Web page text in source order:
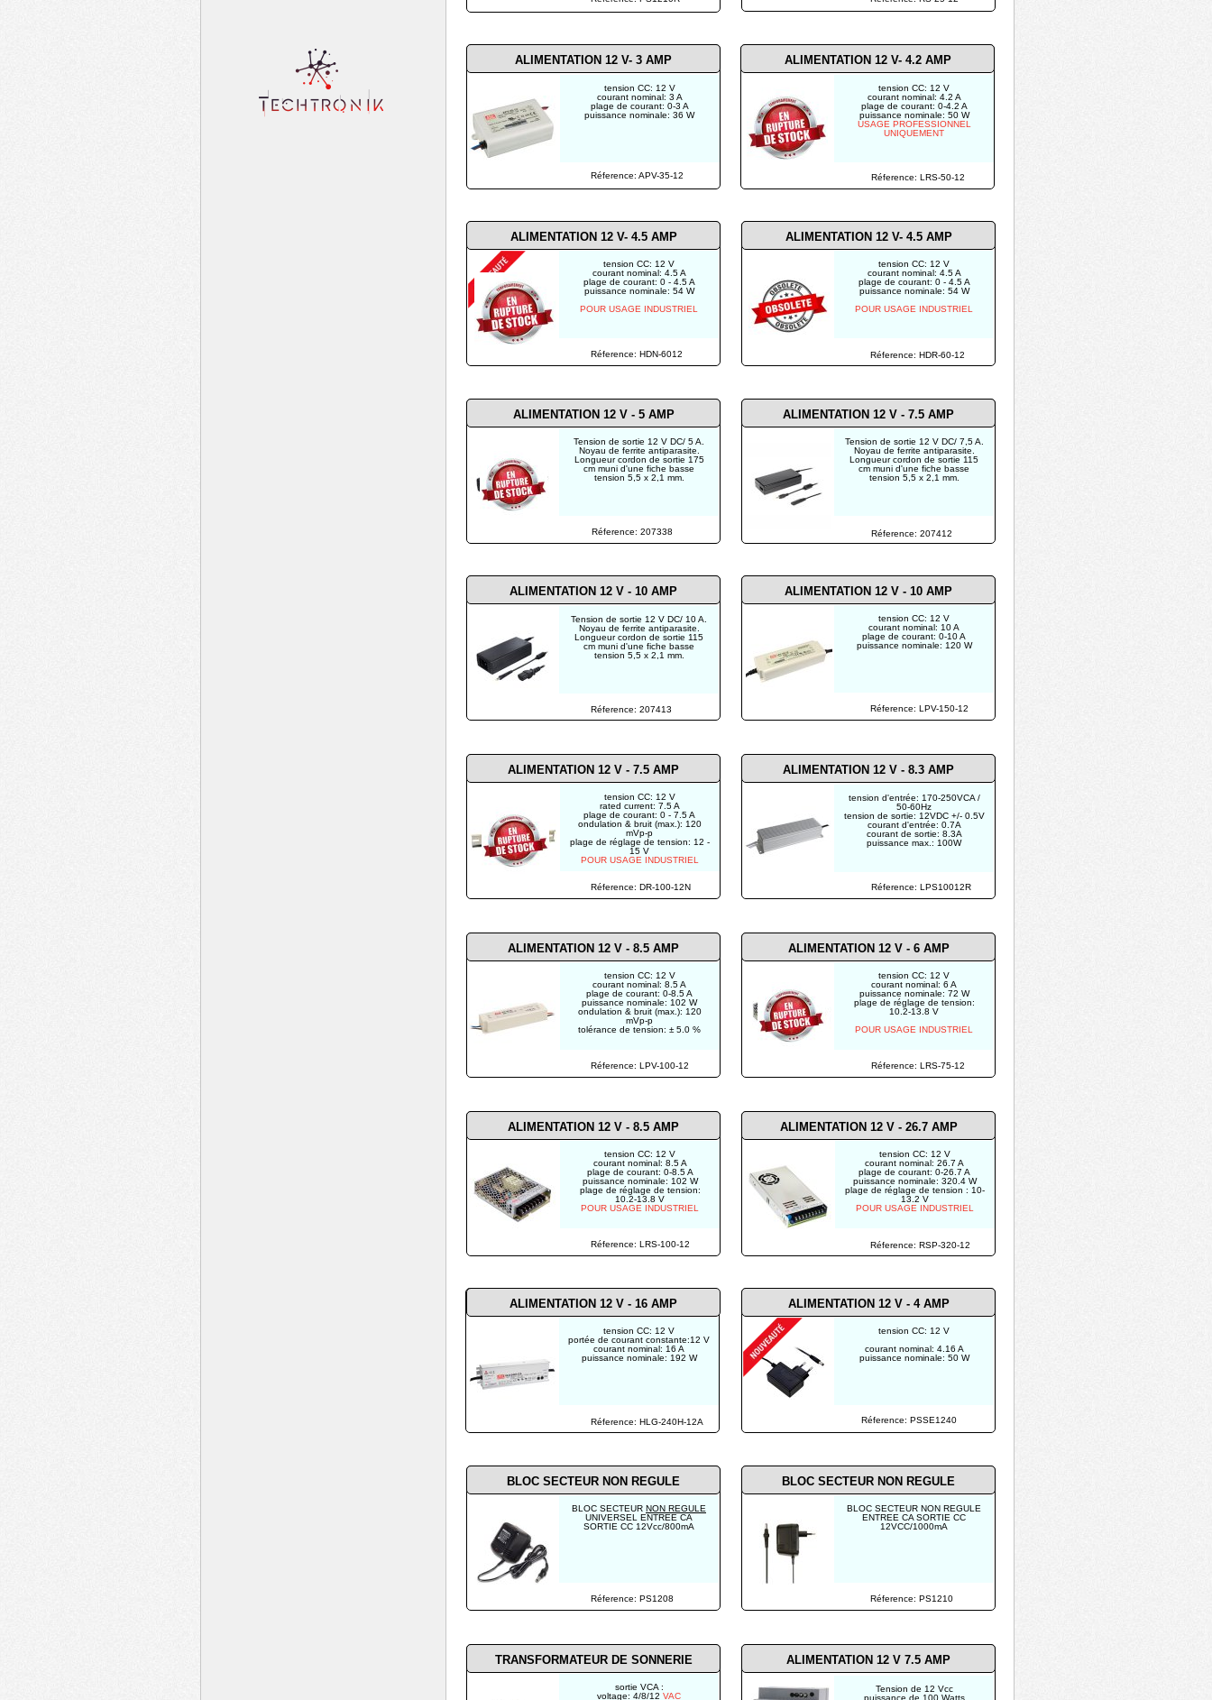
Réference: PS1208
BLOC SECTEUR NON REGULE
BLOC SECTEUR NON REGULE
UNIVERSEL ENTREE CA
SORTIE CC 12Vcc/800mA
Réference: PS1210
BLOC SECTEUR NON REGULE
BLOC SECTEUR NON REGULE
ENTREE CA SORTIE CC
12VCC/1000mA
Réference: HDN-6012
Réference: LRS-50-12
ALIMENTATION 12 V- 4.5 AMP
ALIMENTATION 12 V- 4.2 AMP
tension CC: 12 V
courant nominal: 4.2 A
plage de courant: 0-4.2 A
puissance nominale: 50 W
USAGE PROFESSIONNEL
UNIQUEMENT
tension CC: 12 V
courant nominal: 4.5 A
plage de courant: 0 - 4.5 A
puissance nominale: 54 W
POUR USAGE INDUSTRIEL
sortie VCA :
voltage: 4/8/12 VAC
Tension de sortie 12 V DC/ 5 A.
Noyau de ferrite antiparasite.
Longueur cordon de sortie 175
cm muni d'une fiche basse
tension 5,5 x 2,1 mm.
TRANSFORMATEUR DE SONNERIE
ALIMENTATION 12 V - 5 AMP
Réference: 207338
tension CC: 12 V
courant nominal: 3 A
plage de courant: 0-3 A
puissance nominale: 36 W
ALIMENTATION 12 V- 3 AMP
Réference: APV-35-12
Réference: 207412
Réference: LPV-150-12
Réference: 207413
Réference: DR-100-12N
Réference: LPV-100-12 Réference: LRS-75-12
Réference: LPS10012R
Tension de sortie 12 V DC/ 7,5 A.
Noyau de ferrite antiparasite.
Longueur cordon de sortie 115
cm muni d'une fiche basse
tension 5,5 x 2,1 mm.
tension CC: 12 V
courant nominal: 10 A
plage de courant: 0-10 A
puissance nominale: 120 W
Tension de sortie 12 V DC/ 10 A.
Noyau de ferrite antiparasite.
Longueur cordon de sortie 115
cm muni d'une fiche basse
tension 5,5 x 2,1 mm.
tension d'entrée: 170-250VCA /
50-60Hz
tension de sortie: 12VDC +/- 0.5V
courant d'entrée: 0.7A
courant de sortie: 8.3A
puissance max.: 100W
tension CC: 12 V
rated current: 7.5 A
plage de courant: 0 - 7.5 A
ondulation & bruit (max.): 120
mVp-p
plage de réglage de tension: 12 -
15 V
POUR USAGE INDUSTRIEL
tension CC: 12 V
courant nominal: 6 A
puissance nominale: 72 W
plage de réglage de tension:
10.2-13.8 V
POUR USAGE INDUSTRIEL
tension CC: 12 V
courant nominal: 8.5 A
plage de courant: 0-8.5 A
puissance nominale: 102 W
ondulation & bruit (max.): 120
mVp-p
tolérance de tension: ± 5.0 %
ALIMENTATION 12 V - 7.5 AMP
ALIMENTATION 12 V - 10 AMP ALIMENTATION 12 V - 10 AMP
ALIMENTATION 12 V - 8.3 AMP
ALIMENTATION 12 V - 7.5 AMP
ALIMENTATION 12 V - 6 AMP
ALIMENTATION 12 V - 8.5 AMP
Réference: LRS-100-12
tension CC: 12 V
courant nominal: 8.5 A
plage de courant: 0-8.5 A
puissance nominale: 102 W
plage de réglage de tension:
10.2-13.8 V
POUR USAGE INDUSTRIEL
ALIMENTATION 12 V - 8.5 AMP ALIMENTATION 12 V - 26.7 AMP
ALIMENTATION 12 V - 4 AMP
Réference: PSSE1240
Réference: RSP-320-12
tension CC: 12 V
courant nominal: 26.7 A
plage de courant: 0-26.7 A
puissance nominale: 320.4 W
plage de réglage de tension : 10-
13.2 V
POUR USAGE INDUSTRIEL
ALIMENTATION 12 V- 4.5 AMP
tension CC: 12 V
courant nominal: 4.5 A
plage de courant: 0 - 4.5 A
puissance nominale: 54 W
POUR USAGE INDUSTRIEL
Réference: HDR-60-12
tension CC: 12 V
portée de courant constante:12 V
courant nominal: 16 A
puissance nominale: 192 W
ALIMENTATION 12 V - 16 AMP
Réference: HLG-240H-12A
tension CC: 12 V
courant nominal: 4.16 A
puissance nominale: 50 W
ALIMENTATION 12 V 7.5 AMP
Tension de 12 Vcc
puissance de 100 Watts